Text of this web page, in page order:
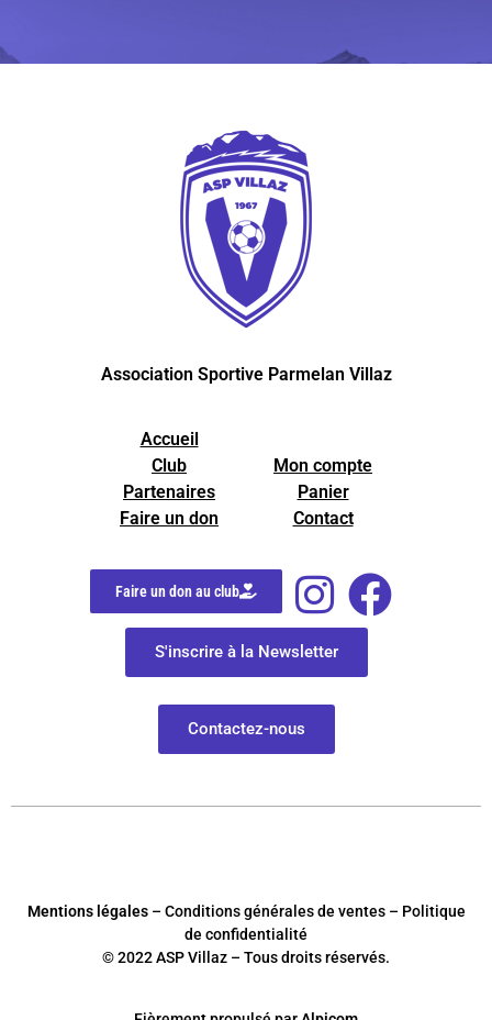
Association Sportive Parmelan Villaz
Accueil
Club
Partenaires
Faire un don
Mon compte
Panier
Contact
Faire un don au club
S'inscrire à la Newsletter
Contactez-nous
Mentions légales– Conditions générales de ventes – Politique
de confidentialité
© 2022 ASP Villaz – Tous droits réservés.